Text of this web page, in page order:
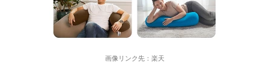
画像リンク先：楽天